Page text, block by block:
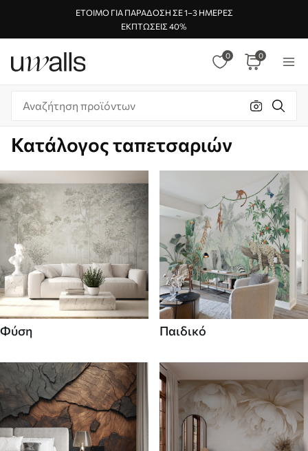
ΈΤΟΙΜΟ ΓΙΑ ΠΑΡΆΔΟΣΗ ΣΕ 1–3 ΗΜΈΡΕΣ
ΕΚΠΤΏΣΕΙΣ 40%
0 0
Κατάλογος ταπετσαριών
Φύση Παιδικό